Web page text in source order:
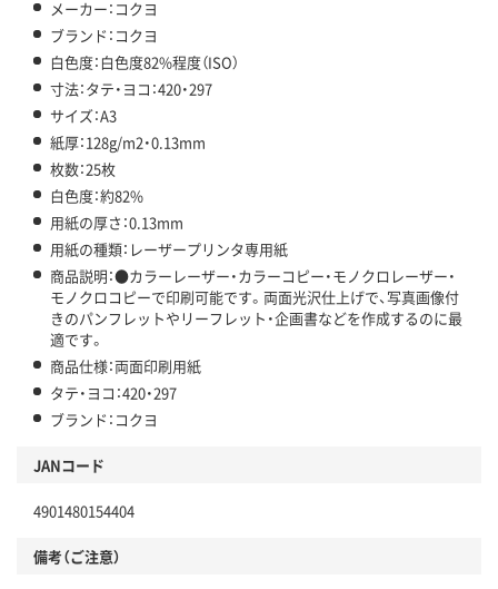
メーカー：コクヨ
ブランド：コクヨ
白色度：白色度82%程度（ISO）
寸法：タテ・ヨコ：420・297
サイズ：A3
紙厚：128g/m2・0.13mm
枚数：25枚
白色度：約82%
用紙の厚さ：0.13mm
用紙の種類：レーザープリンタ専用紙
商品説明：●カラーレーザー・カラーコピー・モノクロレーザー・
モノクロコピーで印刷可能です。両面光沢仕上げで、写真画像付
きのパンフレットやリーフレット・企画書などを作成するのに最
適です。
商品仕様：両面印刷用紙
タテ・ヨコ：420・297
ブランド：コクヨ
JANコード
4901480154404
備考（ご注意）